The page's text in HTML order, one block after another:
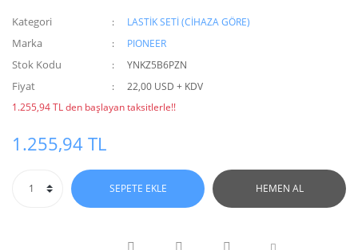
Kategori LASTİK SETİ (CİHAZA GÖRE)
Marka PIONEER
Stok Kodu YNKZ5B6PZN
Fiyat
22,00 USD + KDV
1.255,94 TL den başlayan taksitlerle!!
1.255,94 TL
SEPETE EKLE HEMEN AL